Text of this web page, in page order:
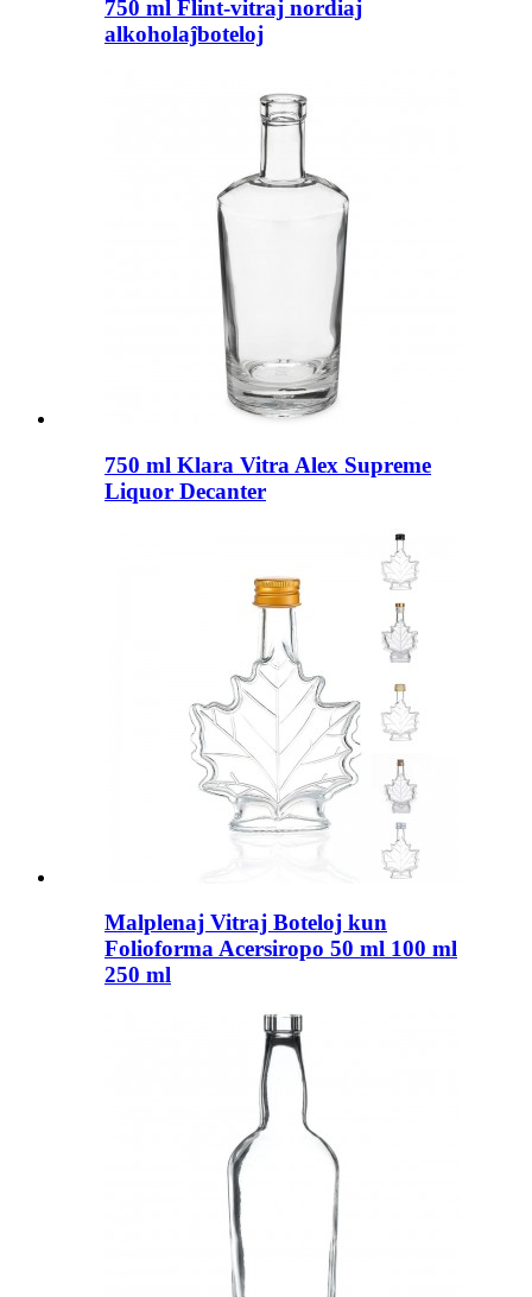
750 ml Flint-vitraj nordiaj
alkoholaĵboteloj
750 ml Klara Vitra Alex Supreme
Liquor Decanter
Malplenaj Vitraj Boteloj kun
Folioforma Acersiropo 50 ml 100 ml
250 ml